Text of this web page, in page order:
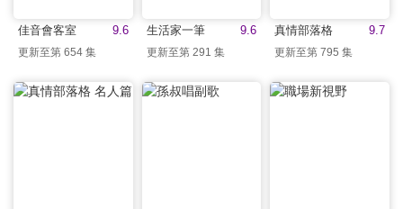
9.6
佳音會客室
更新至第 654 集
9.6
生活家一筆
更新至第 291 集
9.7
真情部落格
更新至第 795 集